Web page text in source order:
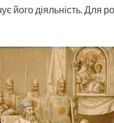
його діяльність.